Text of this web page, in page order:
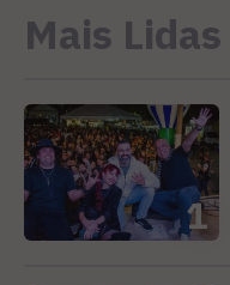
Mais Lidas
1